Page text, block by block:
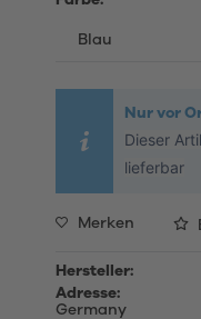
Nur vor
Dieser
lieferbar
Merken
Hersteller:
Adresse:
Germany